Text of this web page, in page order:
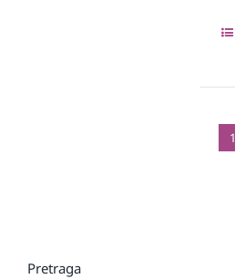
1
Pretraga